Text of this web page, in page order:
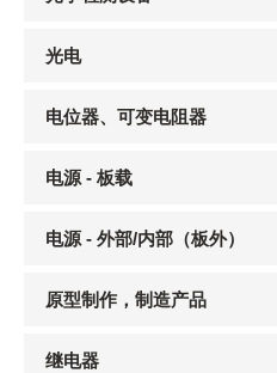
光电
电位器、可变电阻器
电源 - 板载
电源 - 外部/内部（板外）
原型制作，制造产品
继电器